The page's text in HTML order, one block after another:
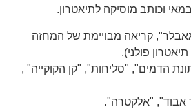
וכותב מוסיקה לתיאטרון.
קריאה מבויימת של המחזה
פולני).
הדמים", "סליחות", "קן הקוקייה" ,
אבוד", "אלקטרה".